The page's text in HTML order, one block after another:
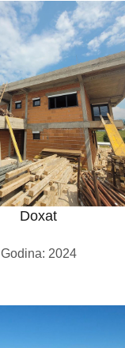
Doxat
Godina: 2024